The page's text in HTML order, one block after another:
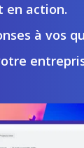
en action.
à vos